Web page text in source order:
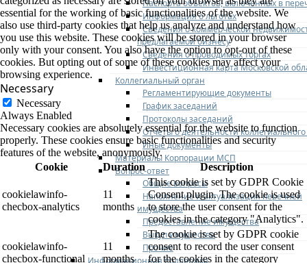
Паспорта объектов, включенных в
Информация о льготах
Сведения о коммерческой
предлагаемой бизнесу
Сведения о проводимых торгах
Инвестиционная карта Московской
Коллегиальный орган
Регламентирующие документы
График заседаний
Протоколы заседаний
Отчеты о деятельности
Иные документы
Материалы Корпорации МСП
Вопрос-ответ
Общие вопросы
Наполнение и актуализация перечней
имущества
Предоставление имущества
Выкуп имущества
Прочие
Информационная поддержка
essential for the working of basic functionalities of the website. We
also use third-party cookies that help us analyze and understand how
you use this website. These cookies will be stored in your browser
only with your consent. You also have the option to opt-out of these
cookies. But opting out of some of these cookies may affect your
browsing experience.
Necessary
Necessary
Always Enabled
Necessary cookies are absolutely essential for the website to function
properly. These cookies ensure basic functionalities and security
features of the website, anonymously.
Cookie
Duration Description
cookielawinfo-
checbox-analytics
11
months
This cookie is set by GDPR Cookie
Consent plugin. The cookie is used
to store the user consent for the
cookies in the category "Analytics".
cookielawinfo-
checbox-functional
11
months
The cookie is set by GDPR cookie
consent to record the user consent
for the cookies in the category